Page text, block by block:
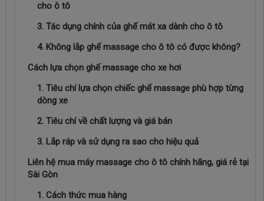
cho ô tô
3. Tác dụng chính của ghế mát xa dành cho ô tô
4. Không lắp ghế massage cho ô tô có được không?
Cách lựa chọn ghế massage cho xe hơi
1. Tiêu chí lựa chọn chiếc ghế massage phù hợp từng
dòng xe
2. Tiêu chí về chất lượng và giá bán
3. Lắp ráp và sử dụng ra sao cho hiệu quả
Liên hệ mua máy massage cho ô tô chính hãng, giá rẻ tại
Sài Gòn
1. Cách thức mua hàng